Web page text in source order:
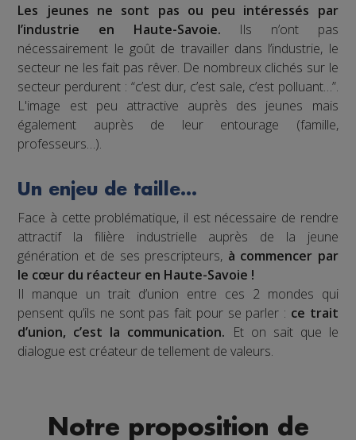
Les jeunes ne sont pas ou peu intéressés par
l’industrie en Haute-Savoie. Ils n’ont pas
nécessairement le goût de travailler dans l’industrie, le
secteur ne les fait pas rêver. De nombreux clichés sur le
secteur perdurent : “c’est dur, c’est sale, c’est polluant…”.
L'image est peu attractive auprès des jeunes mais
également auprès de leur entourage (famille,
professeurs…).
Un enjeu de taille…
Face à cette problématique, il est nécessaire de rendre
attractif la filière industrielle auprès de la jeune
génération et de ses prescripteurs, à commencer par
le cœur du réacteur en Haute-Savoie !
Il manque un trait d’union entre ces 2 mondes qui
pensent qu’ils ne sont pas fait pour se parler : ce trait
d’union, c’est la communication. Et on sait que le
dialogue est créateur de tellement de valeurs.
Notre proposition de